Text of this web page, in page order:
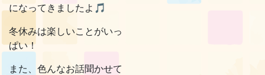
になってきましたよ🎵
冬休みは楽しいことがいっ
ぱい！
また、色んなお話聞かせて